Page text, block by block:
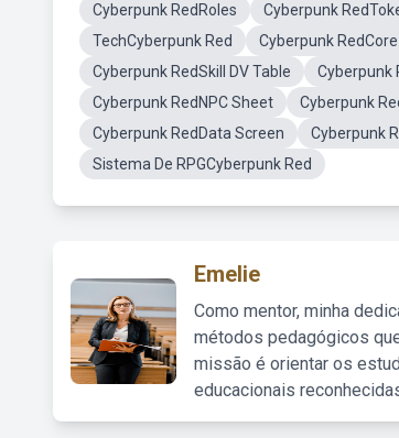
Cyberpunk RedRoles
Cyberpunk
TechCyberpunk Red
Cyberpunk
Cyberpunk RedSkill DV Table
Cyberpunk
Cyberpunk RedNPC Sheet
Cyberpunk
Cyberpunk RedData Screen
Cyberpunk
Sistema De RPGCyberpunk Red
Emelie
Como mentor, minha
métodos pedagógicos
missão é orientar os
educacionais